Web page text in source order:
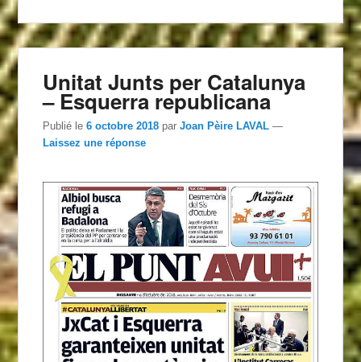
Unitat Junts per Catalunya
– Esquerra republicana
Publié le6 octobre 2018 parJoan Pèire LAVAL —
Laissez une réponse